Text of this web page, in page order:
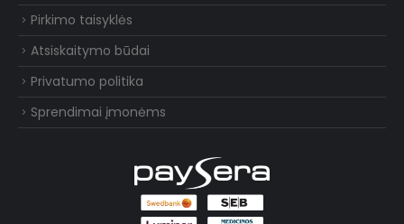
Pirkimo taisyklės
Atsiskaitymo būdai
Privatumo politika
Sprendimai įmonėms